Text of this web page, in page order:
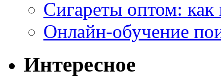
Сигареты оптом:
Онлайн-обучение
Интересное